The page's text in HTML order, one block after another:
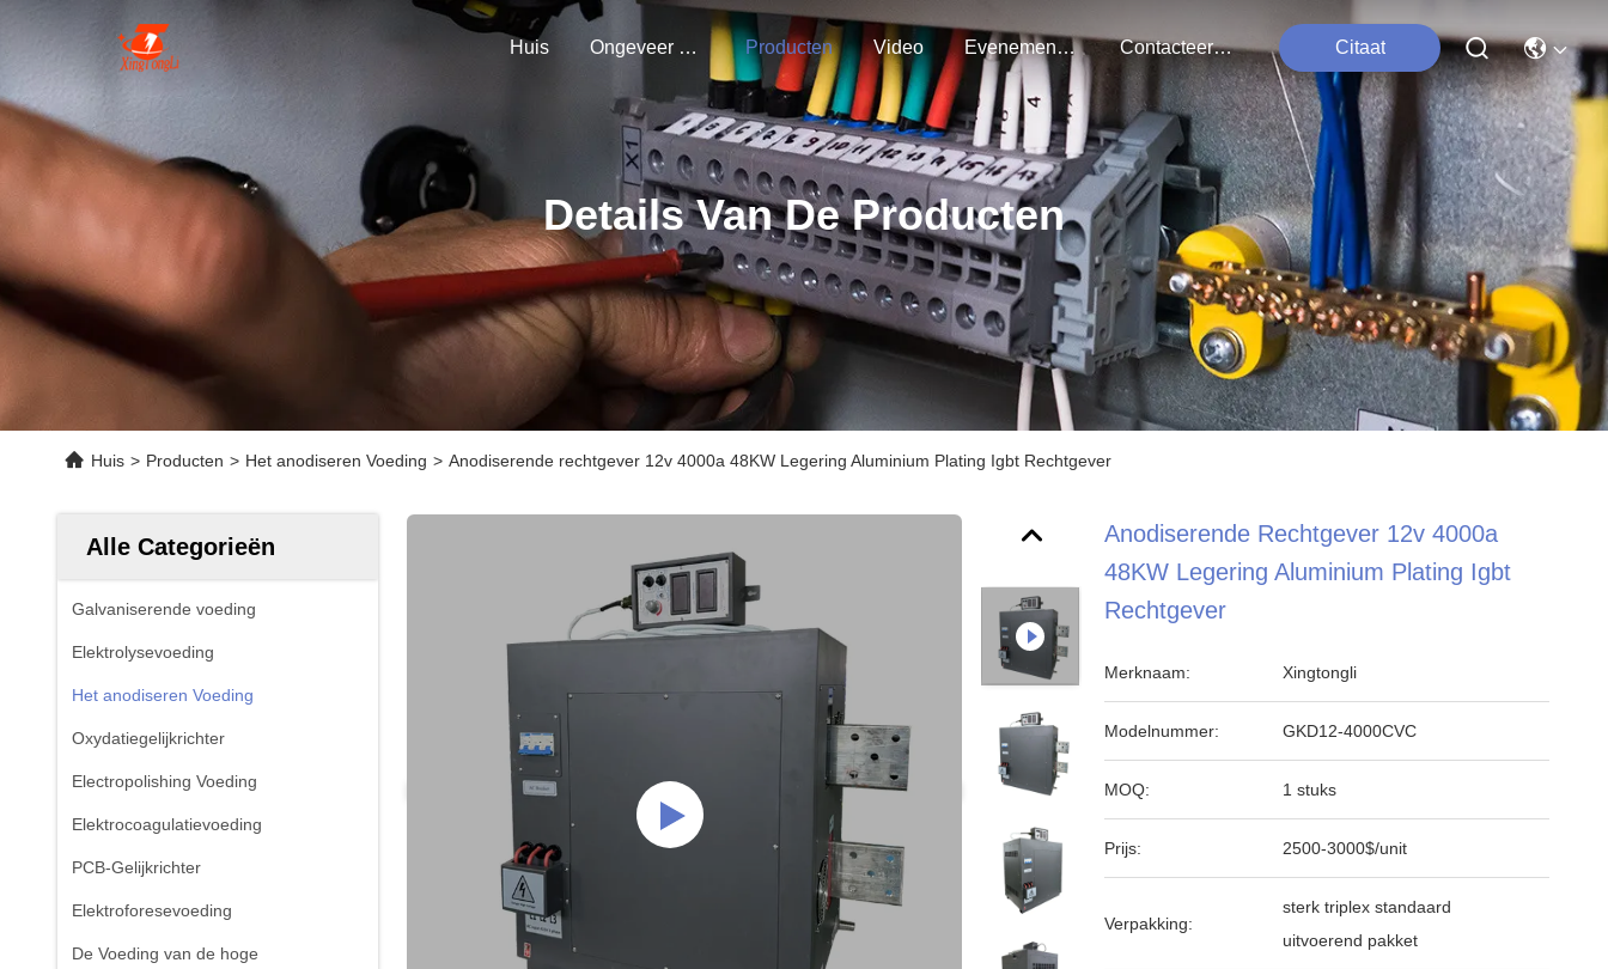
Huis Ongeveer Ons Producten Video Evenementen Contacteer Ons Citaat
Details Van De Producten
Huis > Producten > Het anodiseren Voeding > Anodiserende rechtgever 12v 4000a 48KW Legering Aluminium Plating Igbt Rechtgever
Alle Categorieën
Galvaniserende voeding
Elektrolysevoeding
Het anodiseren Voeding
Oxydatiegelijkrichter
Electropolishing Voeding
Elektrocoagulatievoeding
PCB-Gelijkrichter
Elektroforesevoeding
De Voeding van de hoge
Anodiserende Rechtgever 12v 4000a
48KW Legering Aluminium Plating Igbt
Rechtgever
Merknaam: Xingtongli
Modelnummer: GKD12-4000CVC
MOQ: 1 stuks
Prijs: 2500-3000$/unit
Verpakking:
sterk triplex standaard
uitvoerend pakket